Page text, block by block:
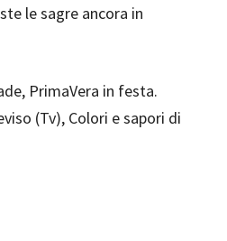
le sagre ancora in
PrimaVera in festa.
(Tv), Colori e sapori di